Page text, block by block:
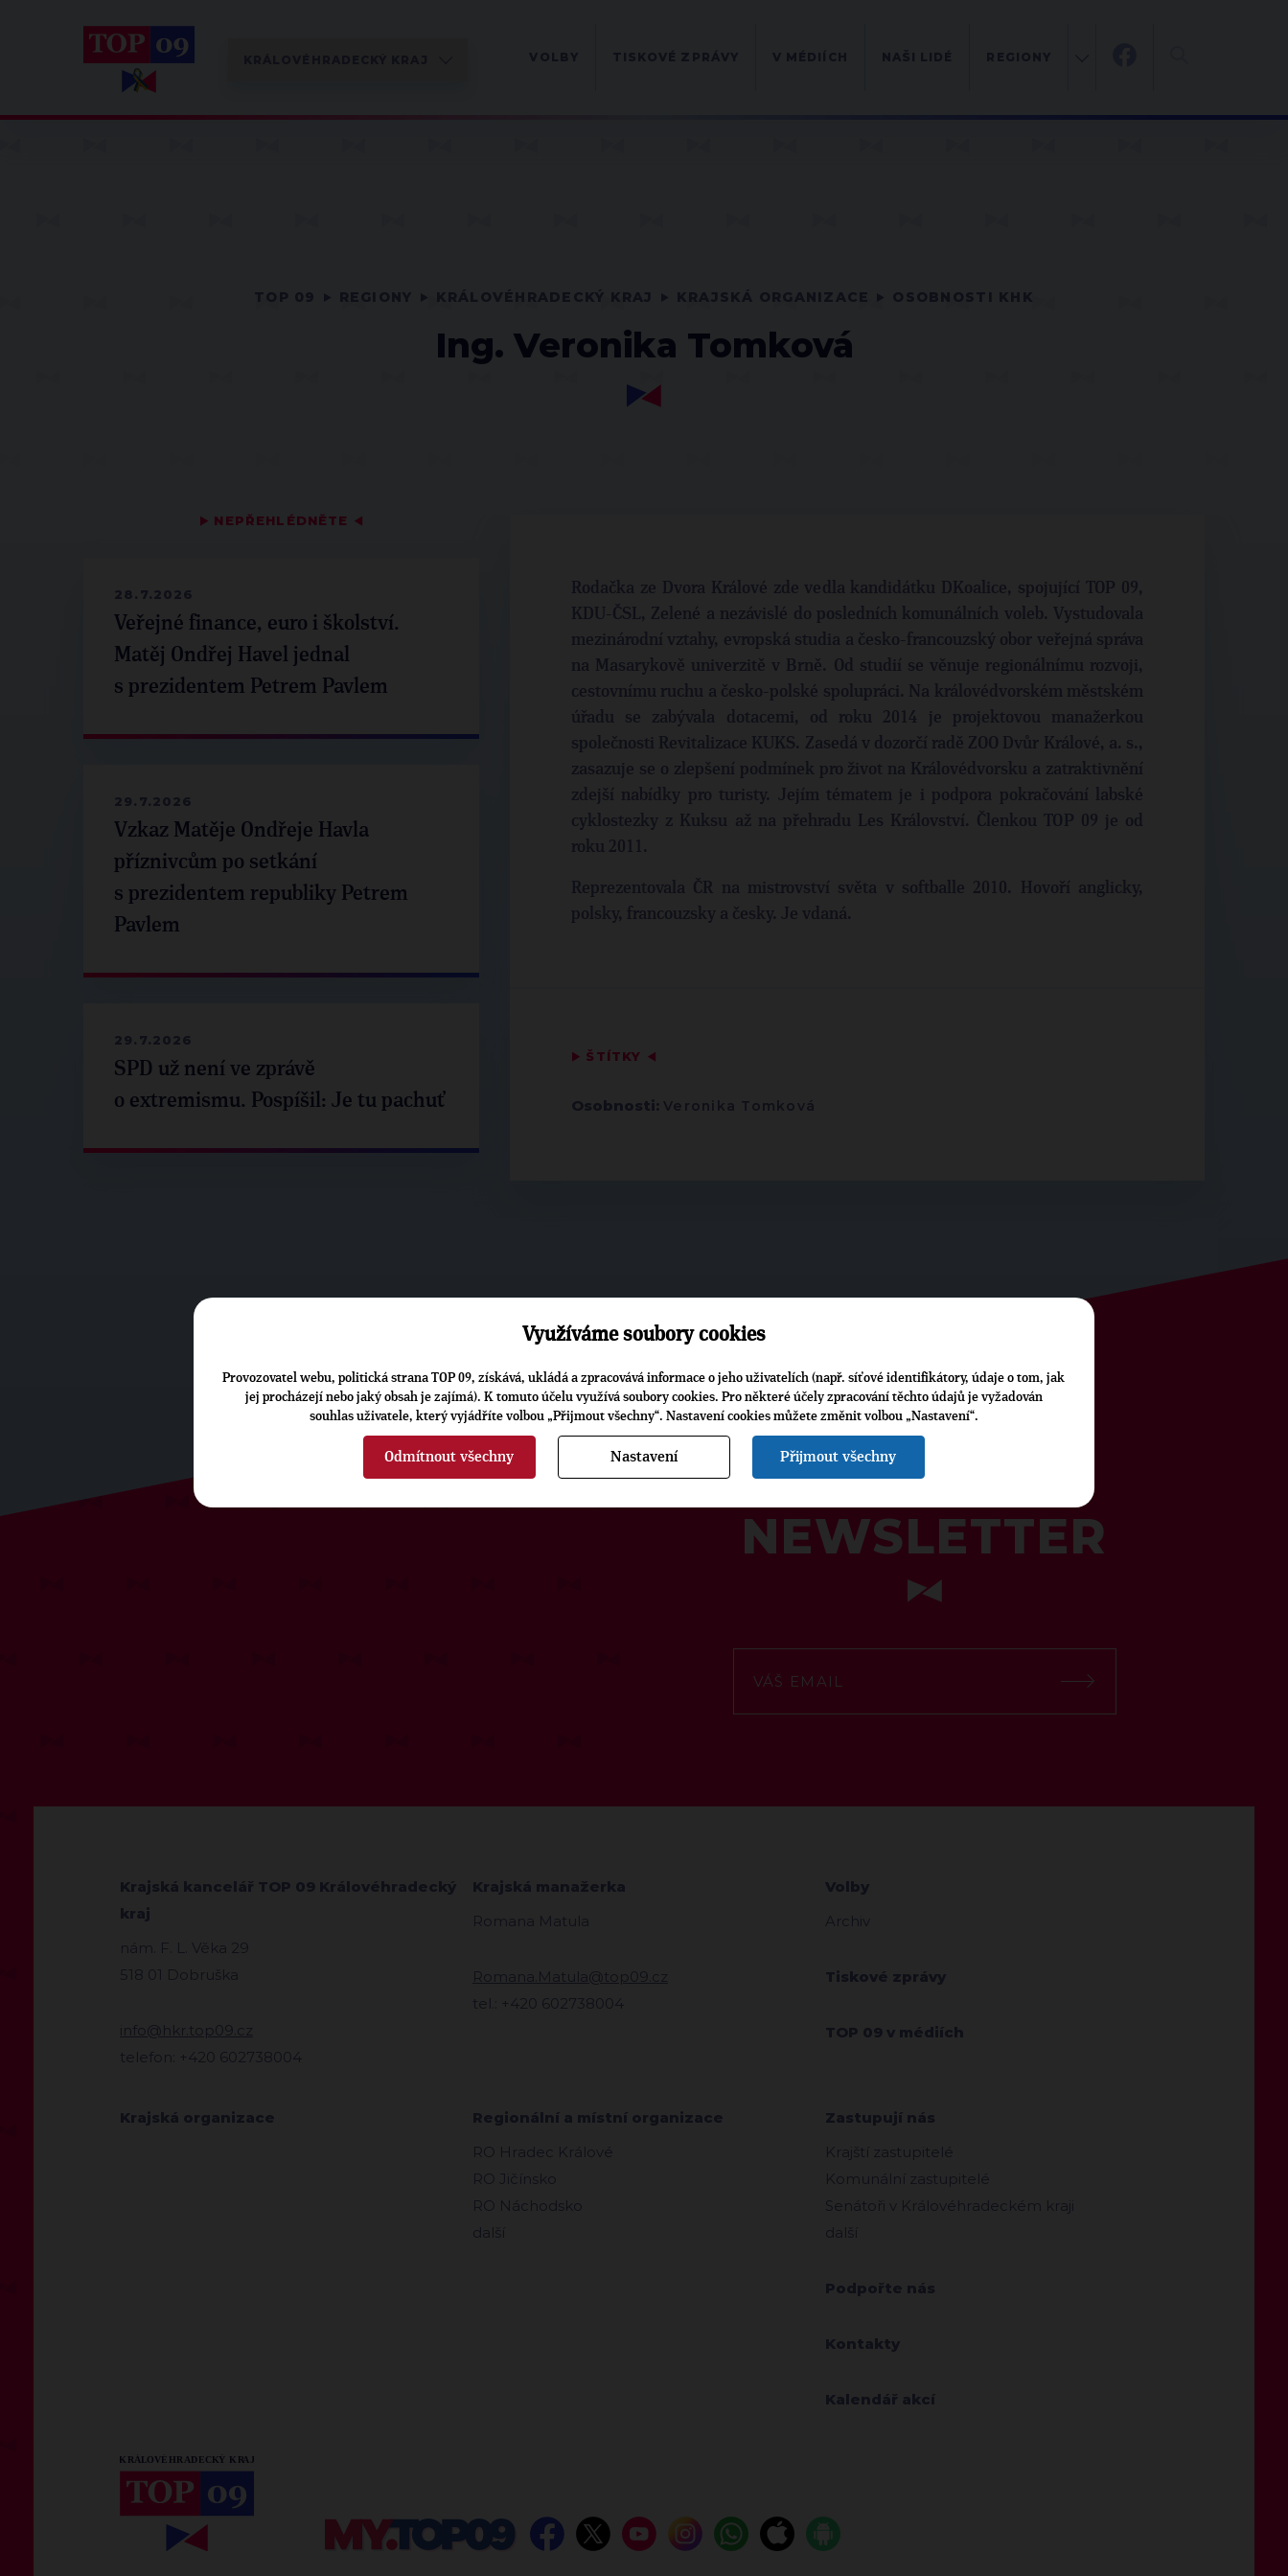
Ing. Veronika Tomková
▶ NEPŘEHLÉDNĚTE ◀
28.7.2026
Veřejné finance, euro i školství.
Matěj Ondřej Havel jednal
s prezidentem Petrem Pavlem
29.7.2026
Vzkaz Matěje Ondřeje Havla
příznivcům po setkání
s prezidentem republiky Petrem
Pavlem
29.7.2026
SPD už není ve zprávě
o extremismu. Pospíšil: Je tu pachuť
Rodačka ze Dvora Králové zde vedla kandidátku DKoalice, spojující TOP 09,
KDU-ČSL, Zelené a nezávislé do posledních komunálních voleb. Vystudovala
mezinárodní vztahy, evropská studia a česko-francouzský obor veřejná správa
na Masarykově univerzitě v Brně. Od studií se věnuje regionálnímu rozvoji,
cestovnímu ruchu a česko-polské spolupráci. Na královédvorském městském
úřadu se zabývala dotacemi, od roku 2014 je projektovou manažerkou
společnosti Revitalizace KUKS. Zasedá v dozorčí radě ZOO Dvůr Králové, a. s.,
zasazuje se o zlepšení podmínek pro život na Královédvorsku a zatraktivnění
zdejší nabídky pro turisty. Jejím tématem je i podpora pokračování labské
cyklostezky z Kuksu až na přehradu Les Království. Členkou TOP 09 je od
roku 2011.
Reprezentovala ČR na mistrovství světa v softballe 2010. Hovoří anglicky,
polsky, francouzsky a česky. Je vdaná.
▶ ŠTÍTKY ◀
Osobnosti: Veronika Tomková
NEWSLETTER
Krajská kancelář TOP 09 Královéhradecký
kraj
nám. F. L. Věka 29
518 01 Dobruška
info@hkr.top09.cz
telefon: +420 602738004
Krajská manažerka
Romana Matula
Romana.Matula@top09.cz
tel.: +420 602738004
Volby
Archiv
Tiskové zprávy
TOP 09 v médiích
Krajská organizace
Regionální a místní organizace
RO Hradec Králové
RO Jičínsko
RO Náchodsko
další
Zastupují nás
Krajští zastupitelé
Komunální zastupitelé
Senátoři v Královéhradeckém kraji
další
Podpořte nás
Kontakty
Kalendář akcí
Využíváme soubory cookies
Provozovatel webu, politická strana TOP 09, získává, ukládá a zpracovává informace o jeho uživatelích (např. síťové identifikátory, údaje o tom, jak
jej procházejí nebo jaký obsah je zajímá). K tomuto účelu využívá soubory cookies. Pro některé účely zpracování těchto údajů je vyžadován
souhlas uživatele, který vyjádříte volbou „Přijmout všechny“. Nastavení cookies můžete změnit volbou „Nastavení“.
Odmítnout všechny Nastavení Přijmout všechny